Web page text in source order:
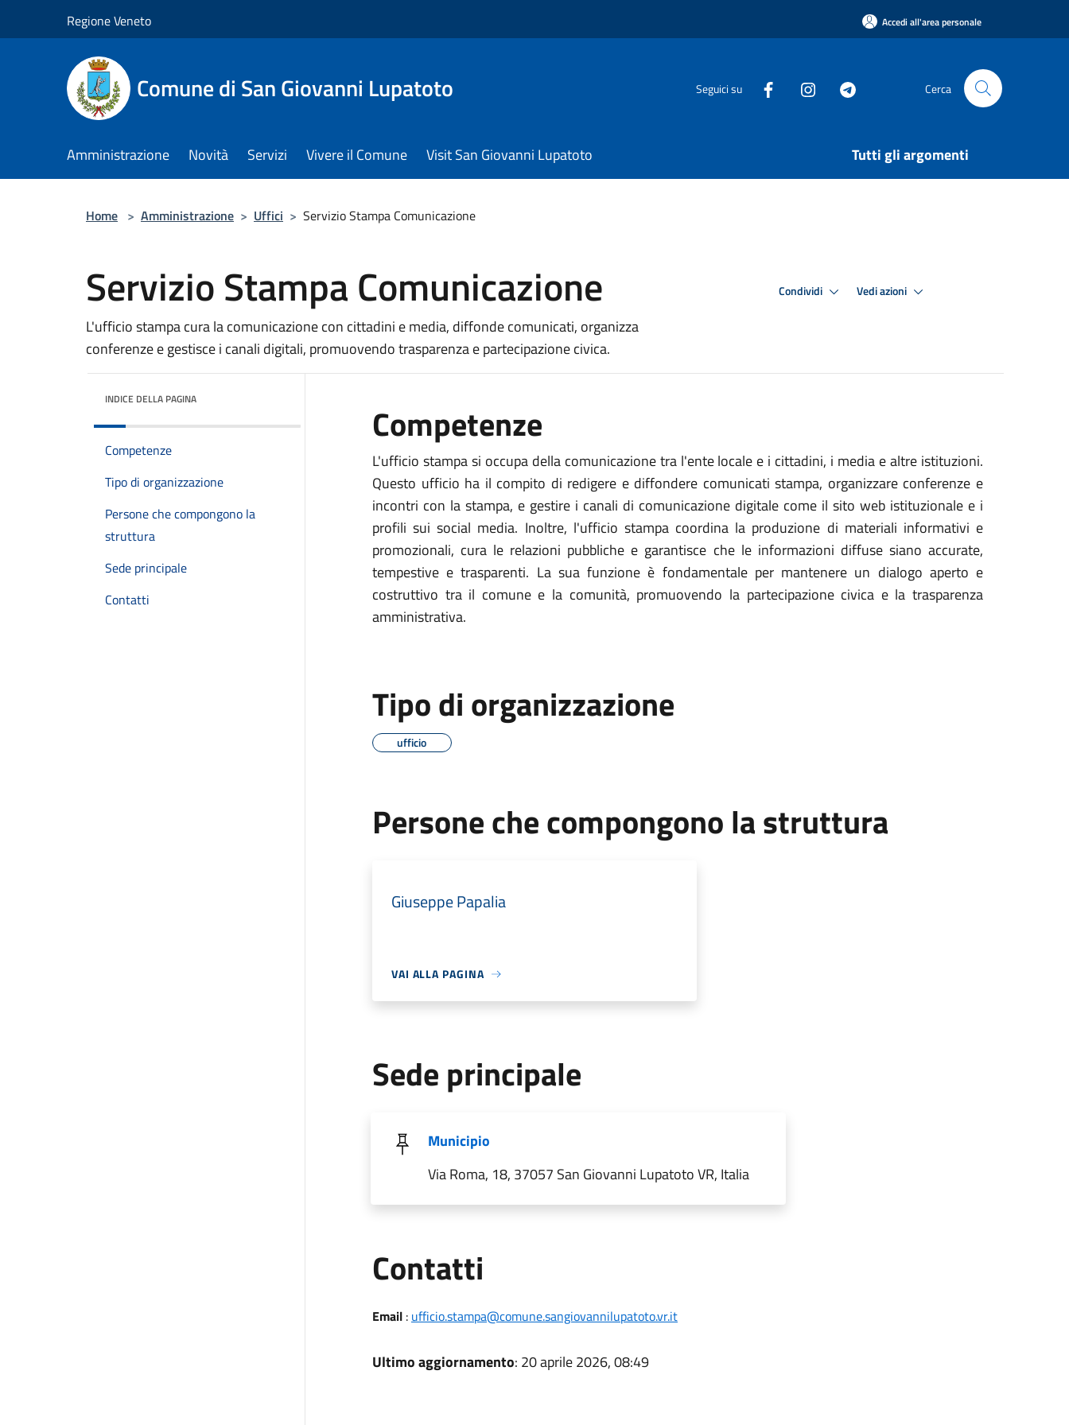
Regione Veneto Accedi all'area personale
Comune di San Giovanni Lupatoto Seguici su Cerca
Amministrazione Novità Servizi Vivere il Comune Visit San Giovanni Lupatoto Tutti gli argomenti
Home > Amministrazione > Uffici > Servizio Stampa Comunicazione
Servizio Stampa Comunicazione
L'ufficio stampa cura la comunicazione con cittadini e media, diffonde comunicati, organizza
conferenze e gestisce i canali digitali, promuovendo trasparenza e partecipazione civica.
Condividi Vedi azioni
INDICE DELLA PAGINA
Competenze
Tipo di organizzazione
Persone che compongono la
struttura
Sede principale
Contatti
Competenze
L'ufficio stampa si occupa della comunicazione tra l'ente locale e i cittadini, i media e altre istituzioni.
Questo ufficio ha il compito di redigere e diffondere comunicati stampa, organizzare conferenze e
incontri con la stampa, e gestire i canali di comunicazione digitale come il sito web istituzionale e i
profili sui social media. Inoltre, l'ufficio stampa coordina la produzione di materiali informativi e
promozionali, cura le relazioni pubbliche e garantisce che le informazioni diffuse siano accurate,
tempestive e trasparenti. La sua funzione è fondamentale per mantenere un dialogo aperto e
costruttivo tra il comune e la comunità, promuovendo la partecipazione civica e la trasparenza
amministrativa.
Tipo di organizzazione
ufficio
Persone che compongono la struttura
Giuseppe Papalia
VAI ALLA PAGINA
Sede principale
Municipio
Via Roma, 18, 37057 San Giovanni Lupatoto VR, Italia
Contatti
Email: ufficio.stampa@comune.sangiovannilupatoto.vr.it
Ultimo aggiornamento: 20 aprile 2026, 08:49